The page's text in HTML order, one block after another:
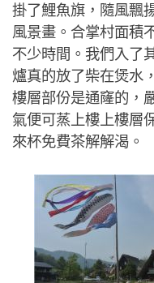
掛了鯉魚旗，隨風飄
風景畫。合掌村面積
不少時間。我們入了
爐真的放了柴在煲水
樓層部份是通窿的，
氣便可蒸上樓上樓層
來杯免費茶解解渴。